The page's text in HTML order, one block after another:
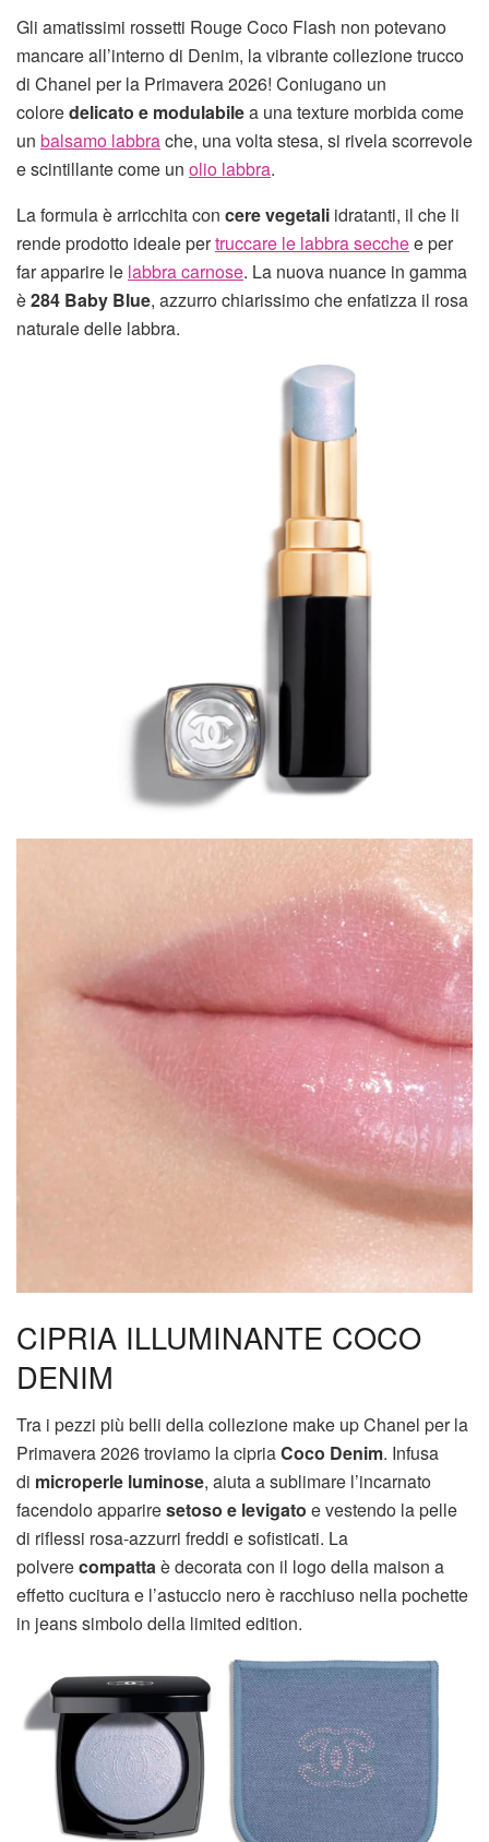
Gli amatissimi rossetti Rouge Coco Flash non potevano
mancare all’interno di Denim, la vibrante collezione trucco
di Chanel per la Primavera 2026! Coniugano un
coloredelicato e modulabilea una texture morbida come
un balsamo labbrache, una volta stesa, si rivela scorrevole
e scintillante come un olio labbra.
La formula è arricchita con cere vegetali idratanti, il che li
rende prodotto ideale pertruccare le labbra secchee per
far apparire le labbra carnose. La nuova nuance in gamma
è284 Baby Blue, azzurro chiarissimo che enfatizza il rosa
naturale delle labbra.
CIPRIA ILLUMINANTE COCO
DENIM
Tra i pezzi più belli della collezione make up Chanel per la
Primavera 2026 troviamo la cipriaCoco Denim. Infusa
di microperle luminose, aiuta a sublimare l’incarnato
facendolo appariresetoso e levigato e vestendo la pelle
di riflessi rosa-azzurri freddi e sofisticati. La
polverecompattaè decorata con il logo della maison a
effetto cucitura e l’astuccio nero è racchiuso nella pochette
in jeans simbolo della limited edition.